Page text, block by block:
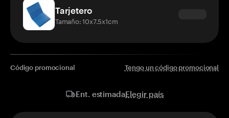
Tarjetero
Tamaño: 10x7.5x1cm
Código promocional Tengo un código promocional
Ent. estimadaElegir país